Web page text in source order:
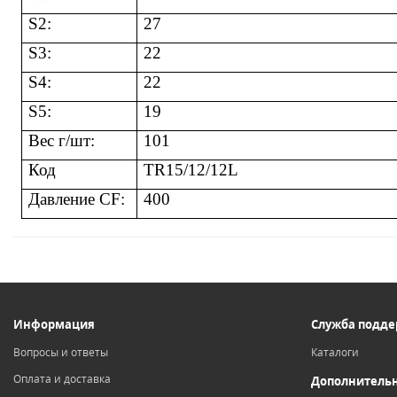
S2:
27
S3:
22
S4:
22
S5:
19
Вес г/шт:
101
Код
TR15/12/12L
Давление CF:
400
Информация
Вопросы и ответы
Оплата и доставка
Служба
Каталоги